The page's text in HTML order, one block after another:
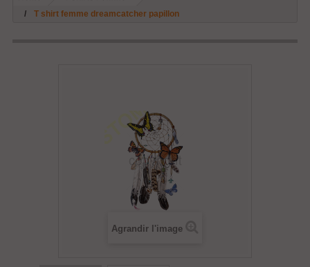
T shirt femme dreamcatcher papillon
Agrandir l'image